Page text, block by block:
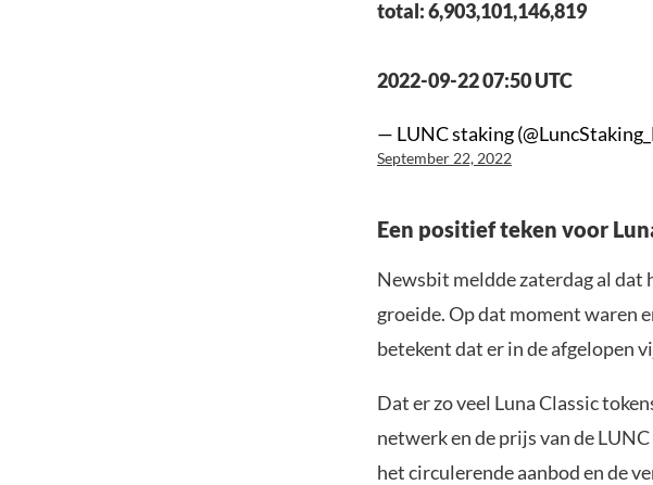
total: 6,903,101,146,819
2022-09-22 07:50 UTC
— LUNC staking
September 22, 2022
Een positief teken voor
Newsbit meldde zaterdag al dat
groeide. Op dat moment waren
betekent dat er in de afgelopen
Dat er zo veel Luna Classic
netwerk en de prijs van de
het circulerende aanbod en de